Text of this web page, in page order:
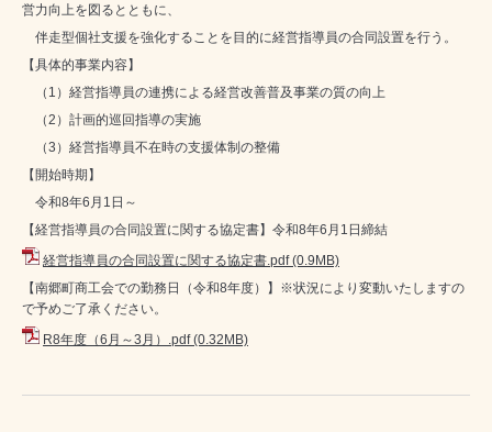
営力向上を図るとともに、
伴走型個社支援を強化することを目的に経営指導員の合同設置を行う。
【具体的事業内容】
（1）経営指導員の連携による経営改善普及事業の質の向上
（2）計画的巡回指導の実施
（3）経営指導員不在時の支援体制の整備
【開始時期】
令和8年6月1日～
【経営指導員の合同設置に関する協定書】令和8年6月1日締結
経営指導員の合同設置に関する協定書.pdf(0.9MB)
【南郷町商工会での勤務日（令和8年度）】※状況により変動いたしますの
で予めご了承ください。
R8年度（6月～3月）.pdf(0.32MB)